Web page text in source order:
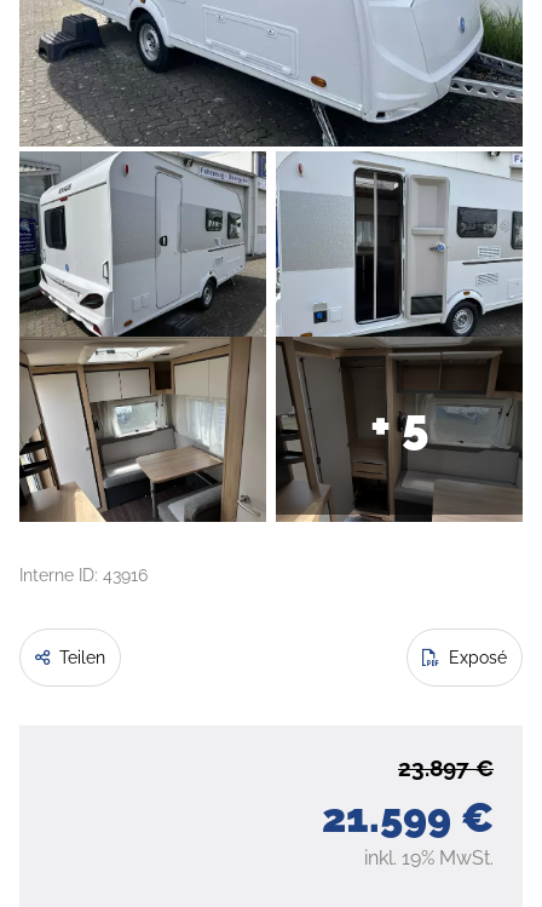
+ 5
Interne ID: 43916
Teilen Exposé
21.599 €
23.897 €
inkl. 19% MwSt.